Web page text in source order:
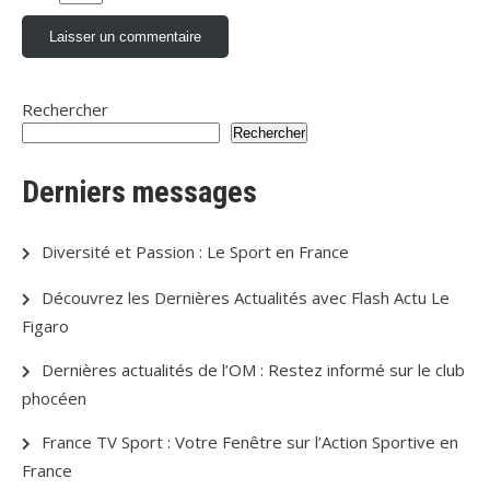
Rechercher
Rechercher
Derniers messages
Diversité et Passion : Le Sport en France
Découvrez les Dernières Actualités avec Flash Actu Le
Figaro
Dernières actualités de l’OM : Restez informé sur le club
phocéen
France TV Sport : Votre Fenêtre sur l’Action Sportive en
France